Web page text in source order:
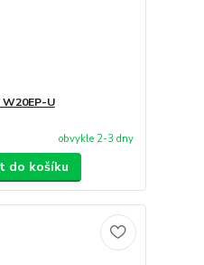
W20EP-U
obvykle 2-3 dny
do košíku